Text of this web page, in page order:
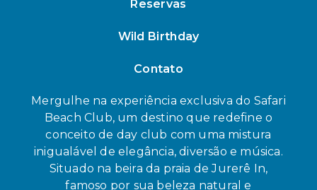
Reservas
Wild Birthday
Contato
Mergulhe na experiência exclusiva do Safari
Beach Club, um destino que redefine o
conceito de day club com uma mistura
inigualável de elegância, diversão e música.
Situado na beira da praia de Jurerê In,
famoso por sua beleza natural e